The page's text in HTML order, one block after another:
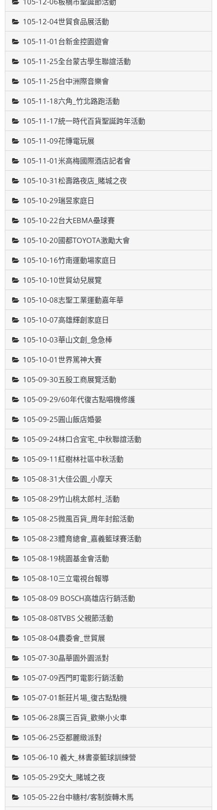
105-12-04世貿食品展活動
105-11-01台新金控園遊會
105-11-25全台蒙古學生聯誼活動
105-11-25台中洲際音樂會
105-11-18六角_竹北路跑活動
105-11-17統一時代百貨聖誕跨年活動
105-11-09花慱電玩展
105-11-01米高梅國際酒店記者會
105-10-31松壽路夜店_賭城之夜
105-10-29瑞昱家庭日
105-10-22台大EBMA壘球賽
105-10-20國都TOYOTA激勵大會
105-10-16竹南運動場家庭日
105-10-10世貿幼兒展覽
105-10-08志聖工業運動嘉年華
105-10-07高雄輝創家庭日
105-10-03華山文創_急急棒
105-10-01世界篤神大賽
105-09-30五股工商展覽活動
105-09-29/60年代復古點唱機修護
105-09-25圓山飯店婚晏
105-09-24林口合宜宅_中秋聯誼活動
105-09-11紅樹林社區中秋活動
105-08-31大佳公園_小摩天
105-08-29竹山桃太郎村_活動
105-08-25微風百貨_周年封館活動
105-08-23體育總會_嘉義籃球賽活動
105-08-19桃園基金會活動
105-08-10三立電視台報導
105-08-09 BOSCH高雄店行銷活動
105-08-08TVBS 父親節活動
105-08-04農委會_世貿展
105-07-30晶華園外園派對
105-07-09西門町電影行銷活動
105-07-01新莊片場_復古點點機
105-06-28廣三百貨_歡樂小火車
105-06-25亞都麗緻派對
105-06-10 義大_林書豪籃球訓練營
105-05-29交大_賭城之夜
105-05-22台中糖村/客制旋轉木馬